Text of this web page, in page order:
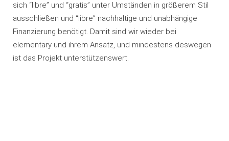
sich “libre” und “gratis” unter Umständen in größerem Stil
ausschließen und “libre” nachhaltige und unabhängige
Finanzierung benötigt. Damit sind wir wieder bei
elementary und ihrem Ansatz, und mindestens deswegen
ist das Projekt unterstützenswert.